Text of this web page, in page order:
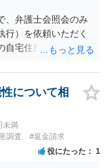
、弁護士会照会のみ
）を依頼いただく
自宅住所（住民登録
料記載の住所を照会
套手段であり、その
護士会照会で調べる
ができているので
送達は、公示送達
がほとんどで
について相
未満
調査 #返金請求
役にたった 1